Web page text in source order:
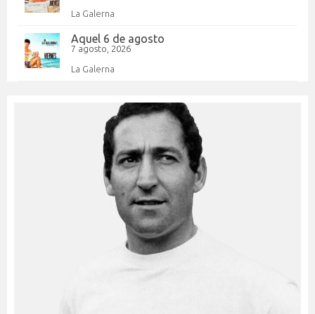
La Galerna
Aquel 6 de agosto
7 agosto, 2026
La Galerna